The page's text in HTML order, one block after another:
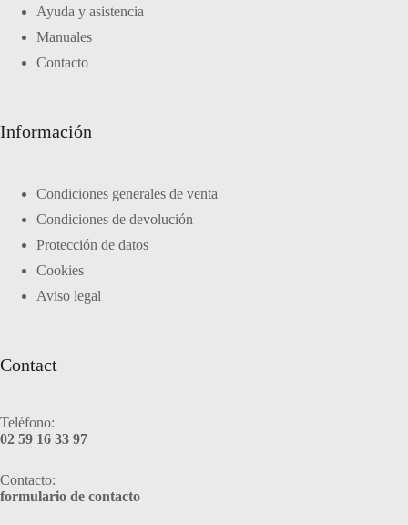
Ayuda y asistencia
Manuales
Contacto
Información
Condiciones generales de venta
Condiciones de devolución
Protección de datos
Cookies
Aviso legal
Contact
Teléfono:
02 59 16 33 97
Contacto:
formulario de contacto